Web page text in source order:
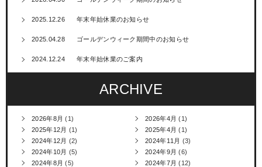
2025.12.26 年末年始休業のお知らせ
2025.04.28 ゴールデンウィーク期間中のお知らせ
2024.12.24 年末年始休業のご案内
ARCHIVE
2026年8月 (1) 2026年4月 (1)
2025年12月 (1) 2025年4月 (1)
2024年12月 (2) 2024年11月 (3)
2024年10月 (5) 2024年9月 (6)
2024年8月 (5) 2024年7月 (12)